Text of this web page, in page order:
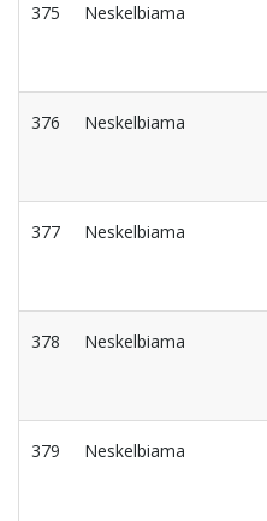
375 Neskelbiama
376 Neskelbiama
377 Neskelbiama
378 Neskelbiama
379 Neskelbiama